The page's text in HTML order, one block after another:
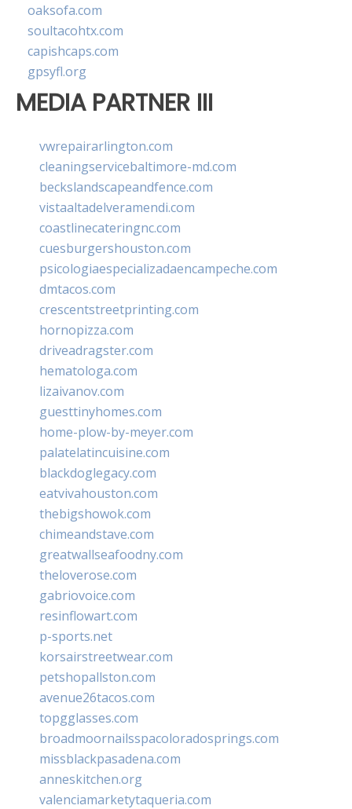
oaksofa.com
soultacohtx.com
capishcaps.com
gpsyfl.org
MEDIA PARTNER III
vwrepairarlington.com
cleaningservicebaltimore-md.com
beckslandscapeandfence.com
vistaaltadelveramendi.com
coastlinecateringnc.com
cuesburgershouston.com
psicologiaespecializadaencampeche.com
dmtacos.com
crescentstreetprinting.com
hornopizza.com
driveadragster.com
hematologa.com
lizaivanov.com
guesttinyhomes.com
home-plow-by-meyer.com
palatelatincuisine.com
blackdoglegacy.com
eatvivahouston.com
thebigshowok.com
chimeandstave.com
greatwallseafoodny.com
theloverose.com
gabriovoice.com
resinflowart.com
p-sports.net
korsairstreetwear.com
petshopallston.com
avenue26tacos.com
topgglasses.com
broadmoornailsspacoloradosprings.com
missblackpasadena.com
anneskitchen.org
valenciamarketytaqueria.com